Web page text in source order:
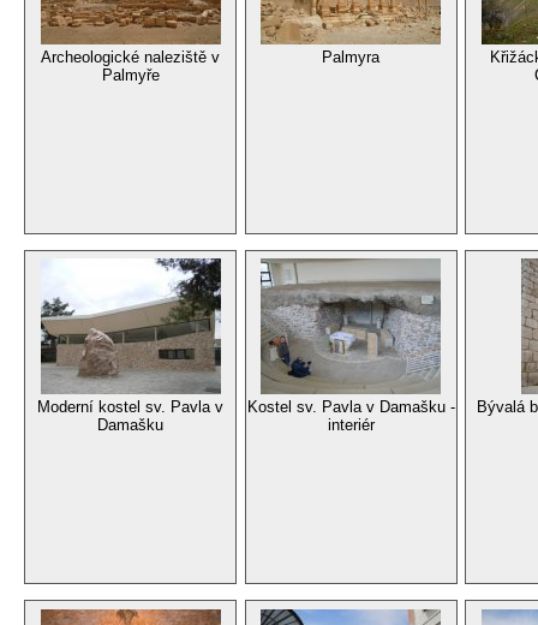
Archeologické naleziště v
Palmyře
Palmyra
Moderní kostel sv. Pavla v
Damašku
Kostel sv. Pavla v Damašku -
interiér
Bývalá